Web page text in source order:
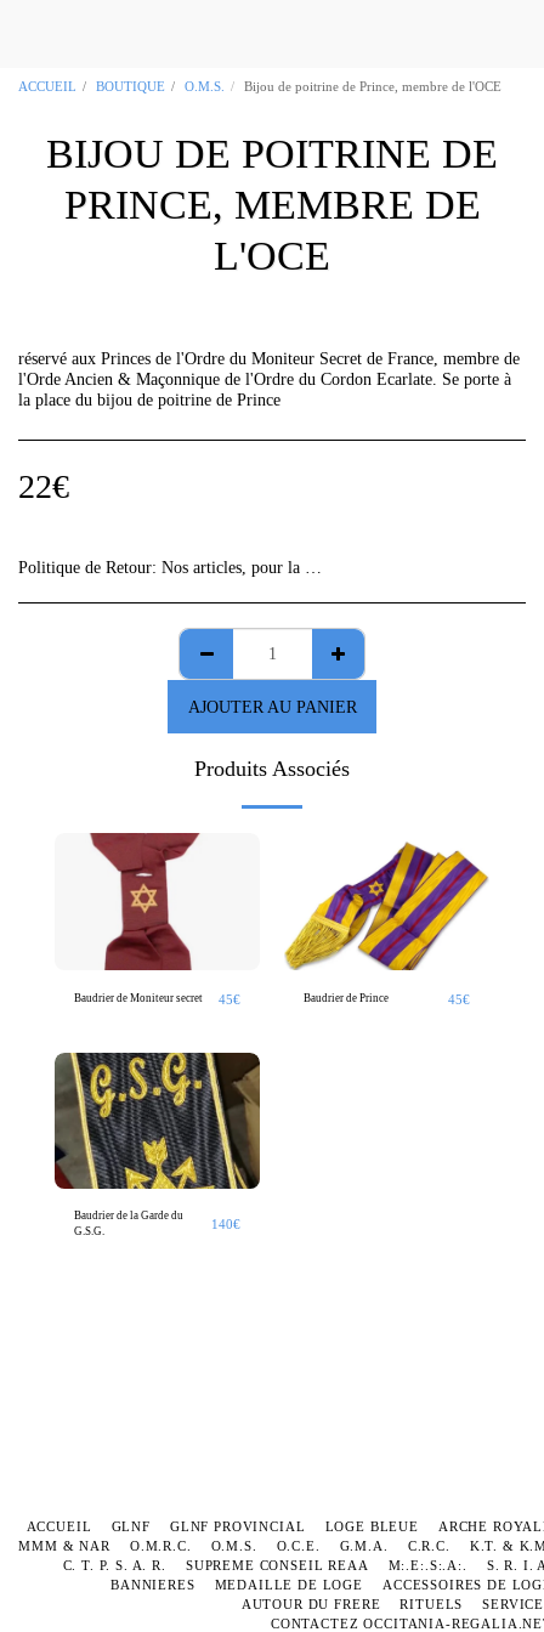
ACCUEIL BOUTIQUE O.M.S. Bijou de poitrine de Prince, membre de l'OCE
BIJOU DE POITRINE DE
PRINCE, MEMBRE DE
L'OCE
réservé aux Princes de l'Ordre du Moniteur Secret de France, membre de
l'Orde Ancien & Maçonnique de l'Ordre du Cordon Ecarlate. Se porte à
la place du bijou de poitrine de Prince
22€
Politique de Retour: Nos articles, pour la plupart, sont des &quot;fabrications uniques&quot;, vérifiez bien les informations de vos commandes car aucun retour ne sera accepté sans avis préalable.
AJOUTER AU PANIER
Produits Associés
Baudrier de Moniteur secret 45€ Baudrier de Prince 45€
Baudrier de la Garde du
G.S.G.
140€
ACCUEIL GLNF GLNF PROVINCIAL LOGE BLEUE
ARCHE
MMM & NAR
O.M.R.C. O.M.S. O.C.E. G.M.A. C.R.C.
K.T. &
C. T. P. S. A. R.
SUPREME CONSEIL REAA M:.E:.S:.A:.
S. R. I.
BANNIERES
MEDAILLE DE LOGE
ACCESSOIRES DE
AUTOUR DU FRERE
RITUELS
CONTACTEZ OCCITANIA-